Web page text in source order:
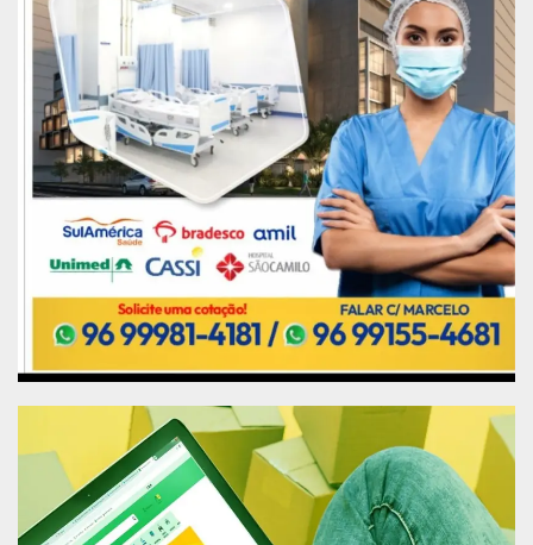
plantio da Capsula do Tempo e da muda da árvore
do Amapazeiro, que foi plantada pelo pequeno
Enzo Pereira de Assis, neto do vereador Júlio
Maria Pinto Pereira que foi presidente da Câmara
de Vereadores de Macapá em 1982 e fundador
do Jornal do Dia. Faleceu em 1994 em
decorrência da malária.
A capsula do tempo é uma alusão ao futuro e as
cartas que foram depositadas dentro dela estão
direcionadas ao ano de 2043, quando será aberta,
no aniversário de 100 anos do Território. Dentro
dela tem mensagens distintas, compromissos
assumidos pelas autoridades políticas emitidas
pelos poderes estaduais e municipais. Na capsula
tem também cartas que expressam desejos e